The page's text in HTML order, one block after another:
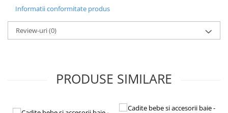
Dulapuri si rafturi de depozitare
Organizatoare imbracaminte si
incaltaminte
Stergatoare geam
Uscatoare si standere haine
Informatii conformitate produs
Review-uri(0)
PRODUSE SIMILARE